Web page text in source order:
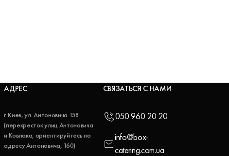
АДРЕС
г. Киев, ул. Антоновича 158
(перекресток улиц Антоновича
и Ковпака, ориентируйтесь по
адресу Антоновича, 160)
СВЯЗАТЬСЯ С НАМИ
050 960 20 20
info@box-
catering.com.ua